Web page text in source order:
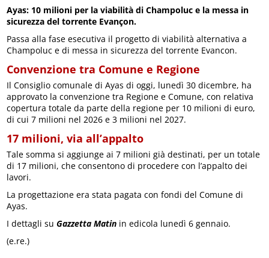
Ayas: 10 milioni per la viabilità di Champoluc e la messa in
sicurezza del torrente Evançon.
Passa alla fase esecutiva il progetto di viabilità alternativa a
Champoluc e di messa in sicurezza del torrente Evancon.
Convenzione tra Comune e Regione
Il Consiglio comunale di Ayas di oggi, lunedì 30 dicembre, ha
approvato la convenzione tra Regione e Comune, con relativa
copertura totale da parte della regione per 10 milioni di euro,
di cui 7 milioni nel 2026 e 3 milioni nel 2027.
17 milioni, via all’appalto
Tale somma si aggiunge ai 7 milioni già destinati, per un totale
di 17 milioni, che consentono di procedere con l’appalto dei
lavori.
La progettazione era stata pagata con fondi del Comune di
Ayas.
I dettagli suGazzetta Matin in edicola lunedì 6 gennaio.
(e.re.)